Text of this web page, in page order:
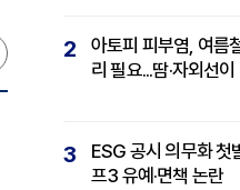
2
아토피 피부염, 여름
리 필요...땀·자외선
3
ESG 공시 의무화
프3 유예·면책 논란